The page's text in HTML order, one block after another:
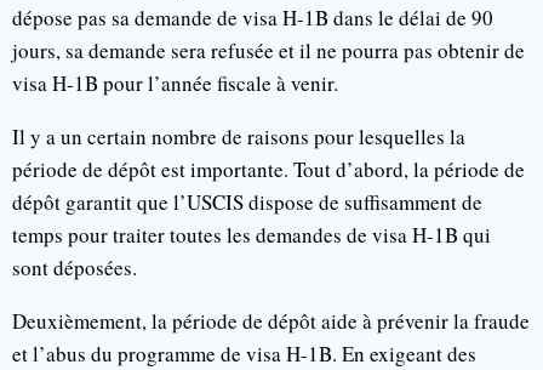
dépose pas sa demande de visa H-1B dans le délai de 90
jours, sa demande sera refusée et il ne pourra pas obtenir de
visa H-1B pour l’année fiscale à venir.
Il y a un certain nombre de raisons pour lesquelles la
période de dépôt est importante. Tout d’abord, la période de
dépôt garantit que l’USCIS dispose de suffisamment de
temps pour traiter toutes les demandes de visa H-1B qui
sont déposées.
Deuxièmement, la période de dépôt aide à prévenir la fraude
et l’abus du programme de visa H-1B. En exigeant des